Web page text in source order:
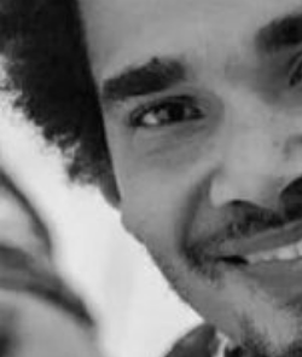
一职位时接受了“大幅降薪”。
摩根加入泰特美术馆之际
期。泰特美术馆目前正面临
报告显示其运营处于亏损状
通过裁员来解决资金问题
并引发了罢工。此外，尽管
罗的展览广受好评，但去年
特现代美术馆的参观人数仍
摩根于2015年加入迪亚艺术